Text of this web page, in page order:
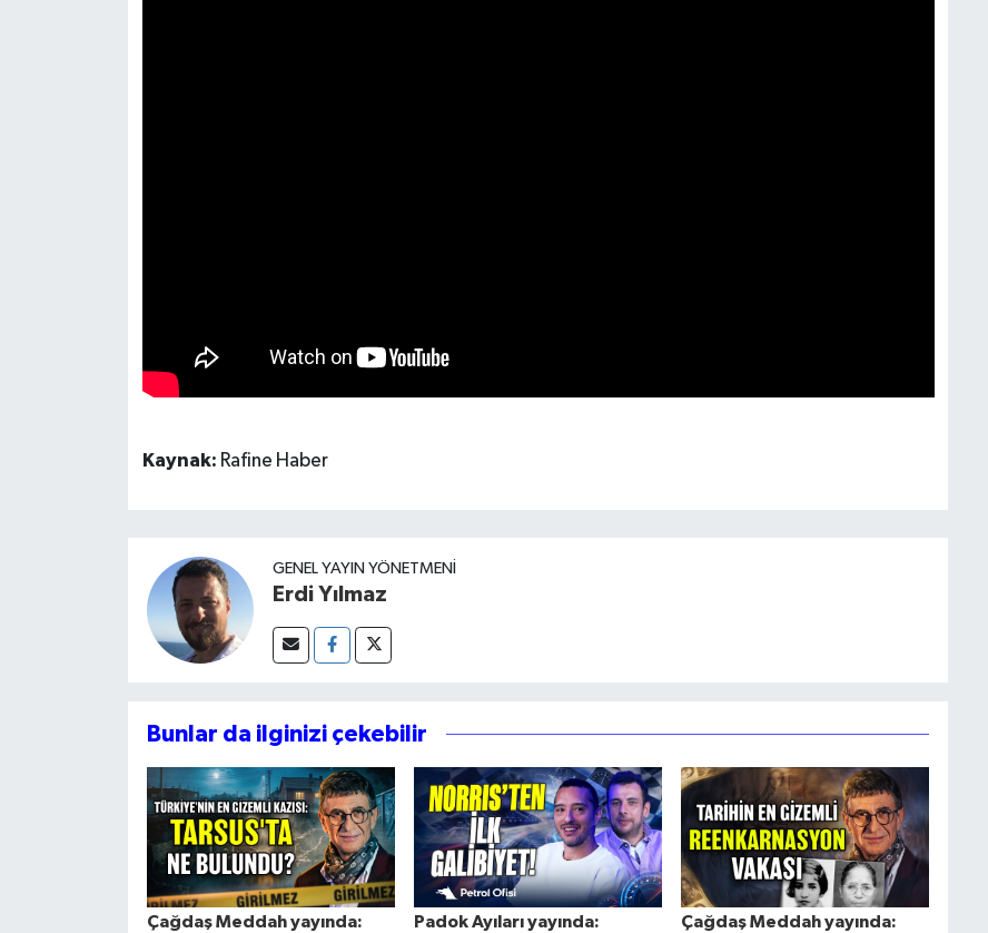
Kaynak: Rafine Haber
GENEL YAYIN YÖNETMENI
Erdi Yılmaz
Bunlar da ilginizi çekebilir
Çağdaş Meddah yayında:
Padok Ayıları yayında:
Çağdaş Meddah yayında: